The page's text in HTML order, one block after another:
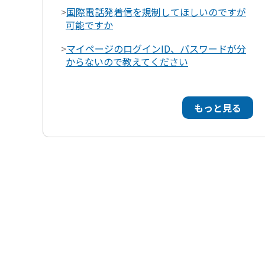
>国際電話発着信を規制してほしいのですが
可能ですか
>マイページのログインID、パスワードが分
からないので教えてください
もっと見る